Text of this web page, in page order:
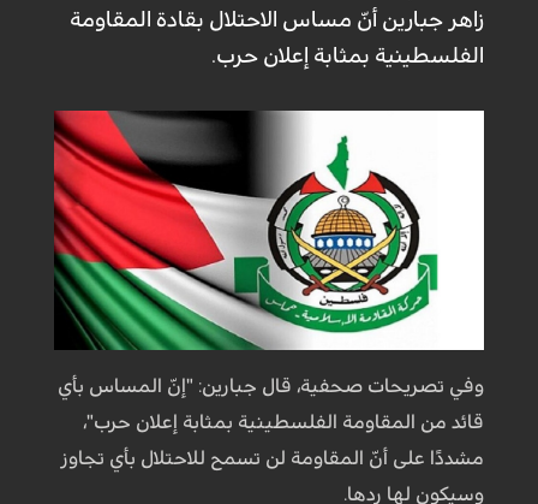
زاهر جبارين أنّ مساس الاحتلال بقادة المقاومة
الفلسطينية بمثابة إعلان حرب.
وفي تصريحات صحفية، قال جبارين: "إنّ المساس بأي
قائد من المقاومة الفلسطينية بمثابة إعلان حرب"،
مشددًا على أنّ المقاومة لن تسمح للاحتلال بأي تجاوز
وسيكون لها ردها.